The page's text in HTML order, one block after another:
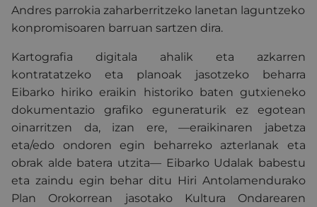
Andres parrokia zaharberritzeko lanetan laguntzeko
konpromisoaren barruan sartzen dira.
Kartografia digitala ahalik eta azkarren
kontratatzeko eta planoak jasotzeko beharra
Eibarko hiriko eraikin historiko baten gutxieneko
dokumentazio grafiko eguneraturik ez egotean
oinarritzen da, izan ere, —eraikinaren jabetza
eta/edo ondoren egin beharreko azterlanak eta
obrak alde batera utzita— Eibarko Udalak babestu
eta zaindu egin behar ditu Hiri Antolamendurako
Plan Orokorrean jasotako Kultura Ondarearen